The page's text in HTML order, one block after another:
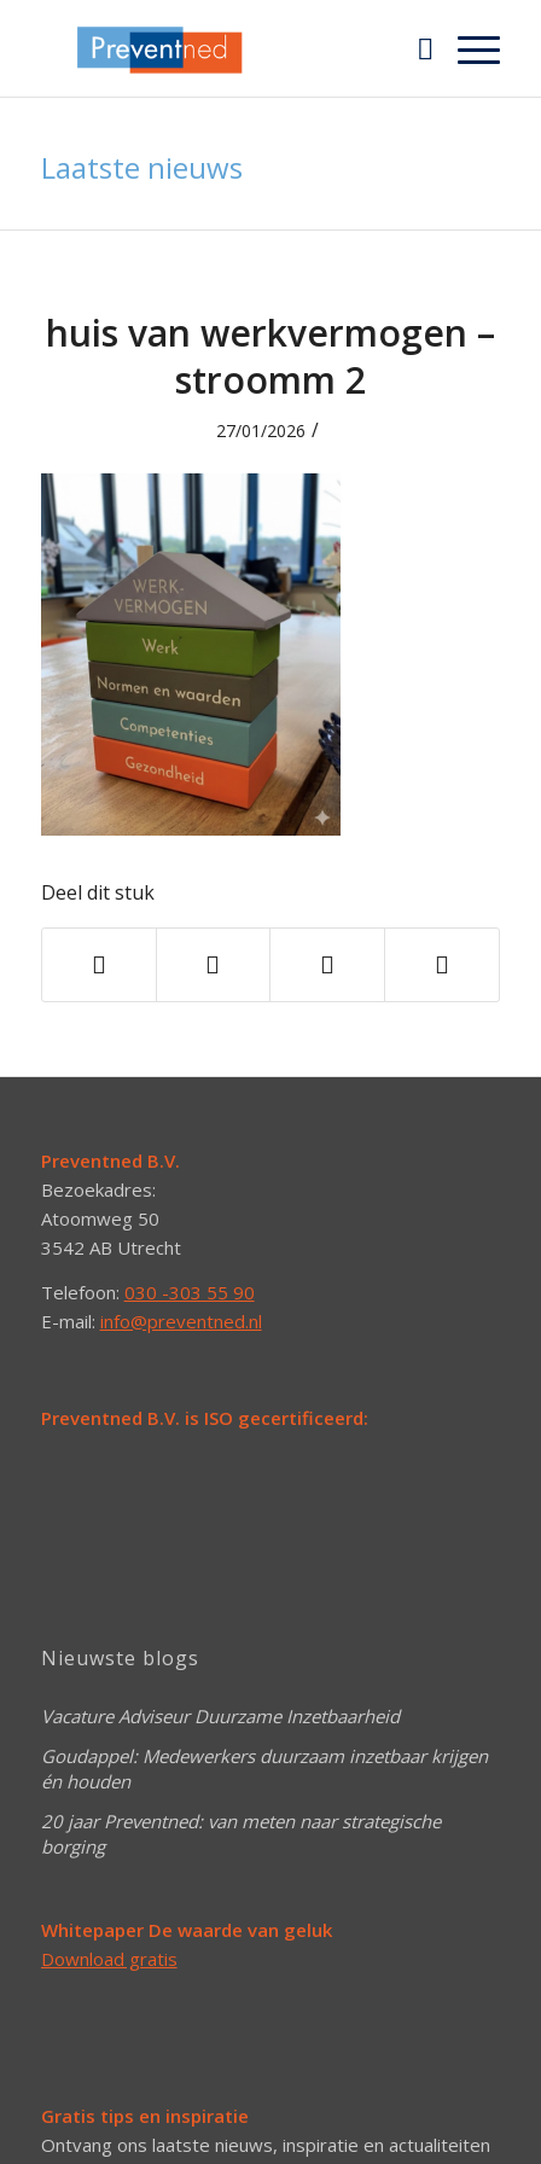
Laatste nieuws
huis van werkvermogen –
stroomm 2
27/01/2026 /
Deel dit stuk
Preventned B.V.
Bezoekadres:
Atoomweg 50
3542 AB Utrecht
Telefoon: 030 -303 55 90
E-mail: info@preventned.nl
Preventned B.V. is ISO gecertificeerd:
Nieuwste blogs
Vacature Adviseur Duurzame Inzetbaarheid
Goudappel: Medewerkers duurzaam inzetbaar krijgen
én houden
20 jaar Preventned: van meten naar strategische
borging
Whitepaper De waarde van geluk
Download gratis
Gratis tips en inspiratie
Ontvang ons laatste nieuws, inspiratie en actualiteiten